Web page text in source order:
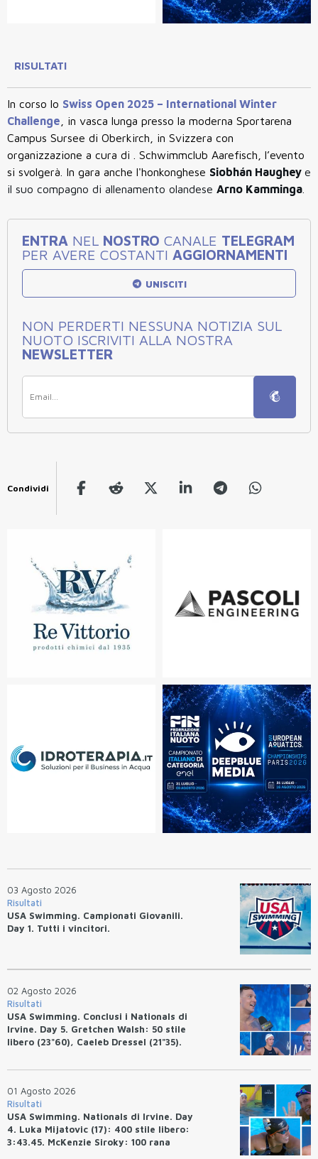
RISULTATI
In corso lo Swiss Open 2025 – International Winter
Challenge , in vasca lunga presso la moderna Sportarena
Campus Sursee di Oberkirch, in Svizzera con
organizzazione a cura di . Schwimmclub Aarefisch, l’evento
si svolgerà. In gara anche l'honkonghese Siobhán Haughey e
il suo compagno di allenamento olandese Arno Kamminga
ENTRA NEL NOSTRO CANALE TELEGRAM
PER AVERE COSTANTI AGGIORNAMENTI
UNISCITI
NON PERDERTI NESSUNA NOTIZIA SUL
NUOTO ISCRIVITI ALLA NOSTRA
NEWSLETTER
Condividi
03 Agosto 2026
Risultati
USA Swimming. Campionati Giovanili.
Day 1. Tutti i vincitori.
02 Agosto 2026
Risultati
USA Swimming. Conclusi i Nationals di
Irvine. Day 5. Gretchen Walsh: 50 stile
libero (23"60), Caeleb Dressel (21"35).
01 Agosto 2026
Risultati
USA Swimming. Nationals di Irvine. Day
4. Luka Mijatovic (17): 400 stile libero:
3:43.45. McKenzie Siroky: 100 rana